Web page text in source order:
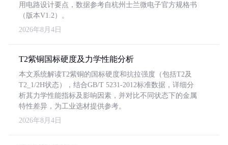
用电路设计要点，数据参考自杭州士兰微电子官方规格书
（版本V1.2）。
2026年8月4日
T2紫铜国标硬度及力学性能分析
本文系统解读T2紫铜的国标硬度和抗拉强度（包括T2及
T2_1/2H状态），结合GB/T 5231-2012标准数据，详细分
析其力学性能指标及影响因素，并对比不同状态下的金属
特性差异，为工业选材提供参考。
2026年8月4日